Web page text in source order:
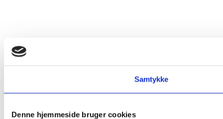
Samtykke
Denne hjemmeside bruger cookies